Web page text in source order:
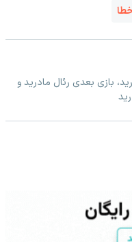
بازی بعدی رئال مادرید و